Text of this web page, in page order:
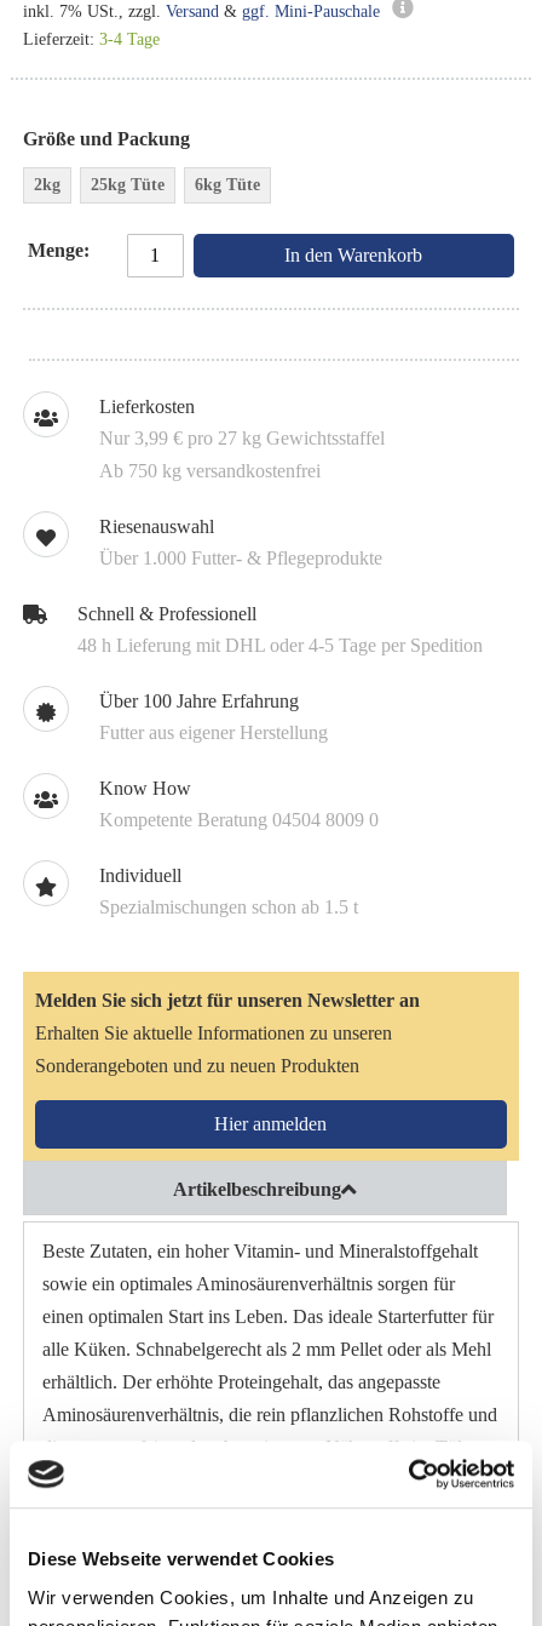
Diese Webseite verwendet Cookies
Wir verwenden Cookies, um Inhalte und Anzeigen zu
inkl. 7% USt., zzgl.Versand &ggf. Mini-Pauschale
Lieferzeit:3-4 Tage
Größe und Packung
2kg 25kg Tüte 6kg Tüte
Menge In den Warenkorb
Lieferkosten
Nur 3,99 € pro 27 kg Gewichtsstaffel
Ab 750 kg versandkostenfrei
Riesenauswahl
Über 1.000 Futter- & Pflegeprodukte
Schnell & Professionell
48 h Lieferung mit DHL oder 4-5 Tage per Spedition
Über 100 Jahre Erfahrung
Futter aus eigener Herstellung
Know How
Kompetente Beratung 04504 8009 0
Individuell
Spezialmischungen schon ab 1.5 t
Melden Sie sich jetzt für unseren Newsletter an
Erhalten Sie aktuelle Informationen zu unseren
Sonderangeboten und zu neuen Produkten
Hier anmelden
Artikelbeschreibung
Beste Zutaten, ein hoher Vitamin- und Mineralstoffgehalt
sowie ein optimales Aminosäurenverhältnis sorgen für
einen optimalen Start ins Leben. Das ideale Starterfutter für
alle Küken. Schnabelgerecht als 2 mm Pellet oder als Mehl
erhältlich. Der erhöhte Proteingehalt, das angepasste
Aminosäurenverhältnis, die rein pflanzlichen Rohstoffe und
die genau aufeinander abgestimmten Nährstoffe im Tük-
Tük Kükenstarterfutter unterstützen ein proportionales
Wachstum und damit einen gesunden Knochenbau bei den
ist besonders schmackhaft und stärkt das Immunsystem